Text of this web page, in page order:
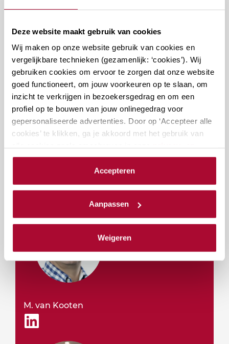
Deze website maakt gebruik van cookies
Wij maken op onze website gebruik van cookies en
vergelijkbare technieken (gezamenlijk: ‘cookies’). Wij
gebruiken cookies om ervoor te zorgen dat onze website
goed functioneert, om jouw voorkeuren op te slaan, om
inzicht te verkrijgen in bezoekersgedrag en om een
profiel op te bouwen van jouw onlinegedrag voor
gepersonaliseerde advertenties. Door op ‘Accepteer alle
cookies’ te klikken, ga je akkoord met het gebruik van
cookieverklaring.
We werken samen met23 derdendie uw gegevens
Accepteren
Aanpassen
Weigeren
Inclusief maaltijd
Bekijk de studiewijzer
Inschrijven
Docenten
M. van Kooten